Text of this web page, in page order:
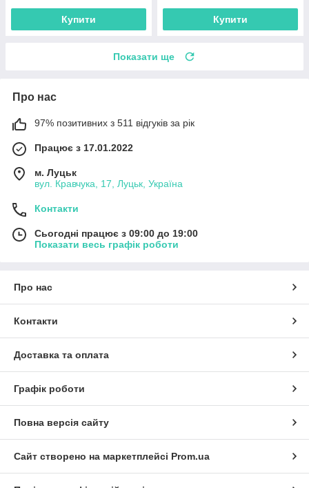
Купити Купити
Показати ще
Про нас
97% позитивних з 511 відгуків за рік
Працює з 17.01.2022
м. Луцьк
вул. Кравчука, 17, Луцьк, Україна
Контакти
Сьогодні працює з 09:00 до 19:00
Показати весь графік роботи
Про нас
Контакти
Доставка та оплата
Графік роботи
Повна версія сайту
Сайт створено на маркетплейсі Prom.ua